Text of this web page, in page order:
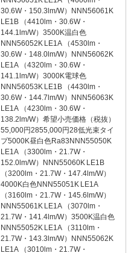
30.6W・150.3lm/W）NNN56061K
LE1B （4410lm・30.6W・
144.1lm/W）3500K温白色
NNN56052K LE1A （4530lm・
30.6W・148.0lm/W）NNN56062K
LE1A （4320lm・30.6W・
141.1lm/W）3000K電球色
NNN56053K LE1B （4430lm・
30.6W・144.7lm/W）NNN56063K
LE1A （4230lm・30.6W・
138.2lm/W）希望小売価格（税抜）
55,000円2855,000円28低光束タイ
プ5000K昼白色Ra83NNN55050K
LE1A （3300lm・21.7W・
152.0lm/W）NNN55060K LE1B
（3200lm・21.7W・147.4lm/W）
4000K白色NNN55051K LE1A
（3160lm・21.7W・145.6lm/W）
NNN55061K LE1A （3070lm・
21.7W・141.4lm/W）3500K温白色
NNN55052K LE1A （3110lm・
21.7W・143.3lm/W）NNN55062K
LE1A （3010lm・21.7W・